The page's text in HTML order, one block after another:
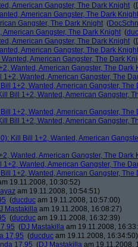
American Gangster, The Dark Knight (
American Gangster, The Dark Knight
Gangster, The Dark Knight (
American Gangster, The Dark Knight (
American Gangster, The Dark Knight (
American Gangster, The Dark Knight
American Gangster, The Dark
Wanted, American Gangster, The Dark
1+2, Wanted, American Gangster, The
1+2, Wanted, American Gangster, The
Bill 1+2, Wanted, American Gangster,
1+2, Wanted, American Gangster, The
Bill 1+2, Wanted, American Gangster,
Kill Bill 1+2, Wanted, American
Wanted, American Gangster, The Dark
1+2, Wanted, American Gangster, The
1+2, Wanted, American Gangster, The
19.11.2008, 10:30:52)
am 19.11.2008, 10:54:51)
(ducduc am 19.11.2008, 10:57:00)
Mastakilla am 19.11.2008, 16:08:27)
(ducduc am 19.11.2008, 16:32:39)
(DJ Mastakilla am 19.11.2008,
17,95 (ducduc am 19.11.2008, 16:34:50)
17,95 (DJ Mastakilla am 19.11.2008,